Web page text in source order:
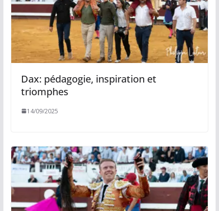
Dax: pédagogie, inspiration et
triomphes
14/09/2025